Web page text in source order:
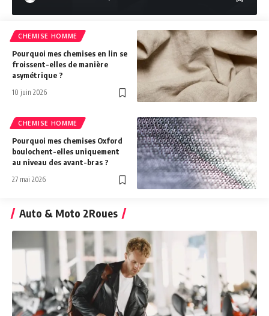
CHEMISE HOMME
Pourquoi mes chemises en lin se
froissent-elles de manière
asymétrique ?
10 juin 2026
CHEMISE HOMME
Pourquoi mes chemises Oxford
boulochent-elles uniquement
au niveau des avant-bras ?
27 mai 2026
Auto & Moto 2Roues